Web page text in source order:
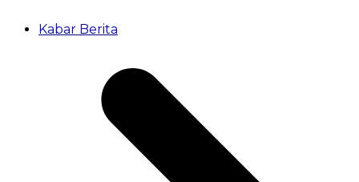
Kabar Berita